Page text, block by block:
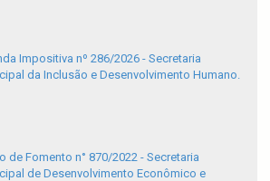
Impositiva nº 286/2026 - Secretaria
da Inclusão e Desenvolvimento Humano.
de Fomento n° 870/2022 - Secretaria
de Desenvolvimento Econômico e